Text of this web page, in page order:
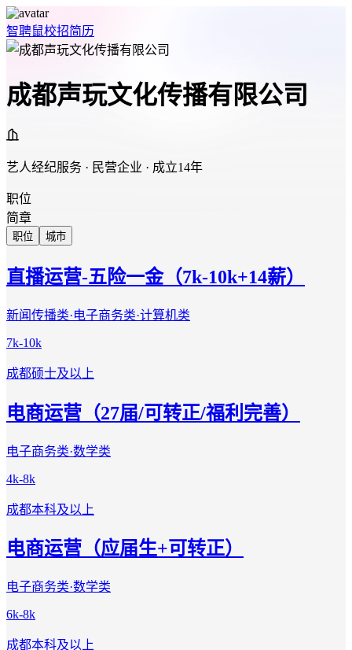
智聘鼠校招简历
成都声玩文化传播有限公司
艺人经纪服务 · 民营企业 · 成立14年
职位
简章
职位 城市
直播运营-五险一金（7k-10k+14薪）
新闻传播类·电子商务类·计算机类
7k-10k
成都硕士及以上
电商运营（27届/可转正/福利完善）
电子商务类·数学类
4k-8k
成都本科及以上
电商运营（应届生+可转正）
电子商务类·数学类
6k-8k
成都本科及以上